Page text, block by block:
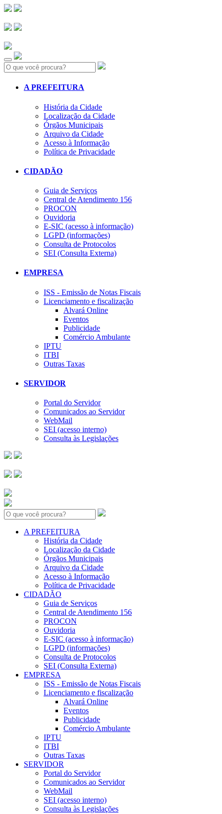
Search:
A PREFEITURA
História da Cidade
Localização da Cidade
Órgãos Municipais
Arquivo da Cidade
Acesso à Informação
Política de Privacidade
CIDADÃO
Guia de Serviços
Central de Atendimento 156
PROCON
Ouvidoria
E-SIC (acesso à informação)
LGPD (informações)
Consulta de Protocolos
SEI (Consulta Externa)
EMPRESA
ISS - Emissão de Notas Fiscais
Licenciamento e fiscalização
Alvará Online
Eventos
Publicidade
Comércio Ambulante
IPTU
ITBI
Outras Taxas
SERVIDOR
Portal do Servidor
Comunicados ao Servidor
WebMail
SEI (acesso interno)
Consulta às Legislações
Search:
A PREFEITURA
História da Cidade
Localização da Cidade
Órgãos Municipais
Arquivo da Cidade
Acesso à Informação
Política de Privacidade
CIDADÃO
Guia de Serviços
Central de Atendimento 156
PROCON
Ouvidoria
E-SIC (acesso à informação)
LGPD (informações)
Consulta de Protocolos
SEI (Consulta Externa)
EMPRESA
ISS - Emissão de Notas Fiscais
Licenciamento e fiscalização
Alvará Online
Eventos
Publicidade
Comércio Ambulante
IPTU
ITBI
Outras Taxas
SERVIDOR
Portal do Servidor
Comunicados ao Servidor
WebMail
SEI (acesso interno)
Consulta às Legislações